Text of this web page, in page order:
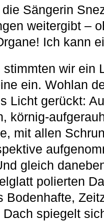
Sängerin
weitergibt –
Ich kann
stimmten wir ein
ein. Wohlan
Licht gerückt:
körnig-
mit allen
gleich
polierten
Bodenhafte,
spiegelt